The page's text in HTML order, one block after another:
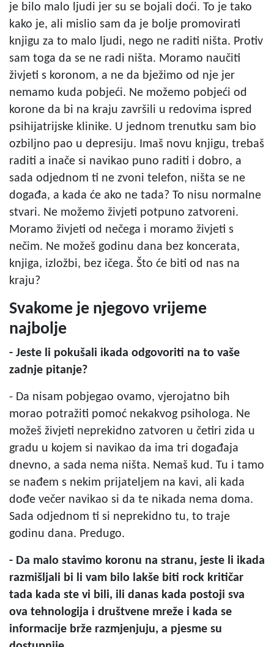
je bilo malo ljudi jer su se bojali doći. To je tako
kako je, ali mislio sam da je bolje promovirati
knjigu za to malo ljudi, nego ne raditi ništa. Protiv
sam toga da se ne radi ništa. Moramo naučiti
živjeti s koronom, a ne da bježimo od nje jer
nemamo kuda pobjeći. Ne možemo pobjeći od
korone da bi na kraju završili u redovima ispred
psihijatrijske klinike. U jednom trenutku sam bio
ozbiljno pao u depresiju. Imaš novu knjigu, trebaš
raditi a inače si navikao puno raditi i dobro, a
sada odjednom ti ne zvoni telefon, ništa se ne
događa, a kada će ako ne tada? To nisu normalne
stvari. Ne možemo živjeti potpuno zatvoreni.
Moramo živjeti od nečega i moramo živjeti s
nečim. Ne možeš godinu dana bez koncerata,
knjiga, izložbi, bez ičega. Što će biti od nas na
kraju?
Svakome je njegovo vrijeme
najbolje
- Jeste li pokušali ikada odgovoriti na to vaše
zadnje pitanje?
- Da nisam pobjegao ovamo, vjerojatno bih
morao potražiti pomoć nekakvog psihologa. Ne
možeš živjeti neprekidno zatvoren u četiri zida u
gradu u kojem si navikao da ima tri događaja
dnevno, a sada nema ništa. Nemaš kud. Tu i tamo
se nađem s nekim prijateljem na kavi, ali kada
dođe večer navikao si da te nikada nema doma.
Sada odjednom ti si neprekidno tu, to traje
godinu dana. Predugo.
- Da malo stavimo koronu na stranu, jeste li ikada
razmišljali bi li vam bilo lakše biti rock kritičar
tada kada ste vi bili, ili danas kada postoji sva
ova tehnologija i društvene mreže i kada se
informacije brže razmjenjuju, a pjesme su